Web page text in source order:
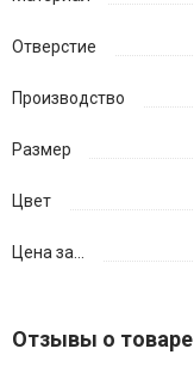
Отверстие
Производство
Размер
Цвет
Цена за...
Отзывы о товаре